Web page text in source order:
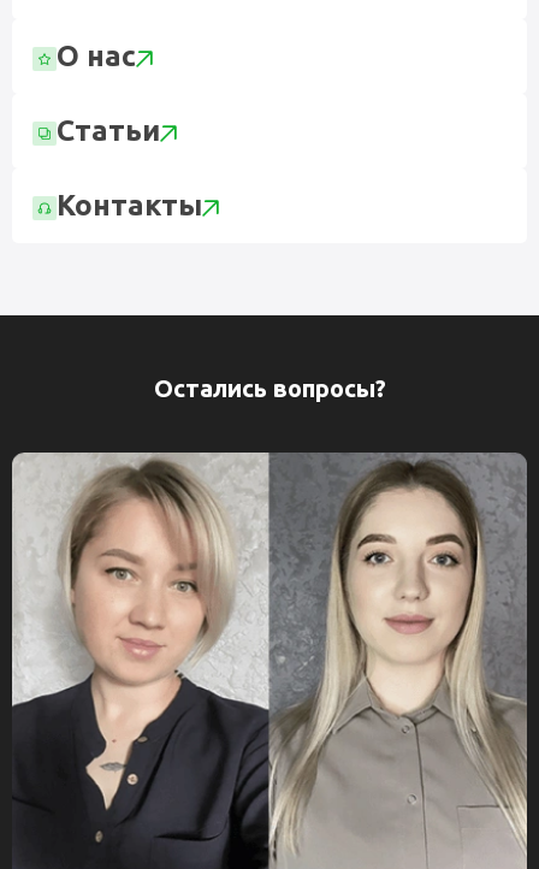
О нас
Статьи
Контакты
Остались вопросы?